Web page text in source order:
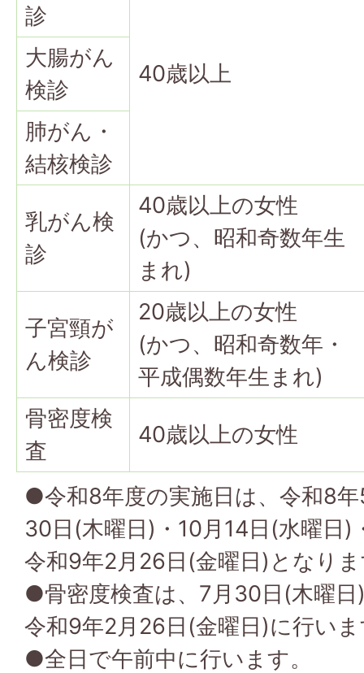
診
40歳以上
大腸がん
検診
肺がん・
結核検診
乳がん検
診
40歳以上の女性
(かつ、昭和奇数年生
まれ)
子宮頸が
ん検診
20歳以上の女性
(かつ、昭和奇数年・
平成偶数年生まれ)
骨密度検
査
40歳以上の女性
●令和8年度の実施日は、令和8
30日(木曜日)・10月14日(水曜日)
令和9年2月26日(金曜日)となり
●骨密度検査は、7月30日(木曜日
令和9年2月26日(金曜日)に行い
●全日で午前中に行います。